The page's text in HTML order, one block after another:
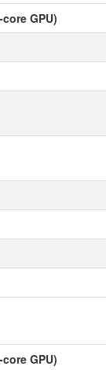
GPU)
GPU)